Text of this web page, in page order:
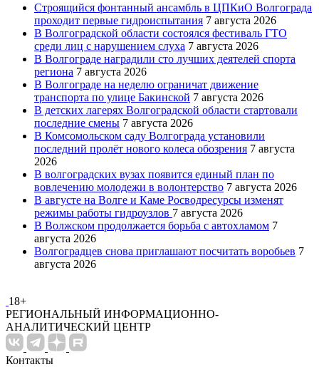
Строящийся фонтанный ансамбль в ЦПКиО Волгограда
проходит первые гидроиспытания 7 августа 2026
В Волгоградской области состоялся фестиваль ГТО
среди лиц с нарушением слуха 7 августа 2026
В Волгограде наградили сто лучших деятелей спорта
региона 7 августа 2026
В Волгограде на неделю ограничат движение
транспорта по улице Бакинской 7 августа 2026
В детских лагерях Волгоградской области стартовали
последние смены 7 августа 2026
В Комсомольском саду Волгограда установили
последний пролёт нового колеса обозрения 7 августа
2026
В волгоградских вузах появится единый план по
вовлечению молодежи в волонтерство 7 августа 2026
В августе на Волге и Каме Росводресурсы изменят
режимы работы гидроузлов 7 августа 2026
В Волжском продолжается борьба с автохламом 7
августа 2026
Волгоградцев снова приглашают посчитать воробьев 7
августа 2026
18+
РЕГИОНАЛЬНЫЙ ИНФОРМАЦИОННО-
АНАЛИТИЧЕСКИЙ ЦЕНТР
Контакты